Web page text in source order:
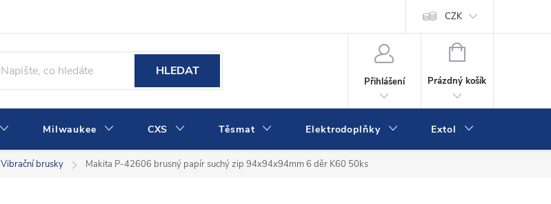
Kontakty
CZK
HLEDAT
Přihlášení
NÁKUPNÍ
Prázdný košík
Milwaukee CXS Těsmat Elektrodoplňky Extol
Vibrační brusky Makita P-42606 brusný papír suchý zip 94x94x94mm 6 děr K60 50ks